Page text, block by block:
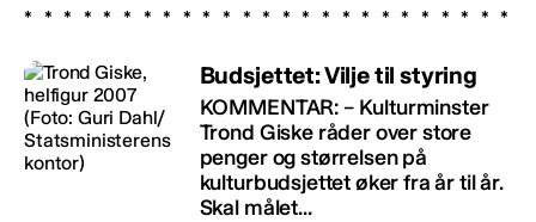
Budsjettet: Vilje til styring
KOMMENTAR: – Kulturminster
Trond Giske råder over store
penger og størrelsen på
kulturbudsjettet øker fra år til år.
Skal målet...